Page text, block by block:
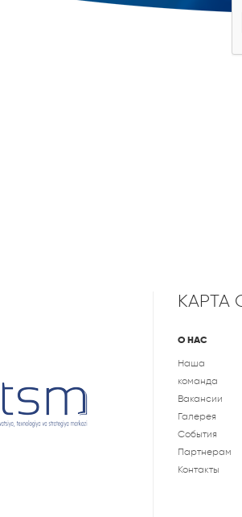
КАРТА
О НАС
Наша
команда
Вакансии
Галерея
События
Партнерам
Контакты